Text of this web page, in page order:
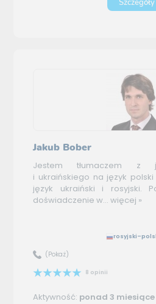
Szczegóły
Jakub Bober
Jestem tłumaczem z
i ukraińskiego na język
język ukraiński i rosyjski.
doświadczenie w... więcej »
(Pokaż)
8 opinii
Aktywność: ponad 3